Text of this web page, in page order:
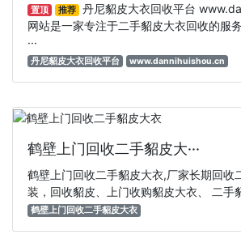
置顶 推荐
丹尼貂皮大衣回收平台
网站是一家专注于‌二手貂皮大衣回收‌的服
···
丹尼貂皮大衣回收平台 www.dannihuishou.cn
鹤壁上门回收二手貂皮大···
鹤壁上门回收二手貂皮大衣,厂家长期回收
装，回收貂皮、上门收购貂皮大衣、 二手
鹤壁上门回收二手貂皮大衣